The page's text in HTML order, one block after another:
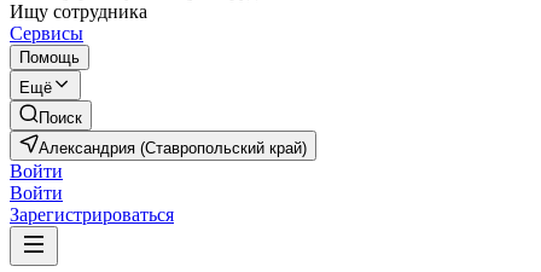
Ищу сотрудника
Сервисы
Помощь
Ещё
Поиск
Александрия (Ставропольский край)
Войти
Войти
Зарегистрироваться